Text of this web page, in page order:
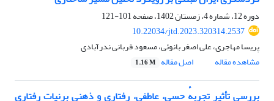
دوره 12، شماره 4، زمستان 1402، صفحه
101-121
10.22034/jtd.2023.320314.2537
پریسا مهاجری، علی اصغر بانوئی، مسعود قربانی ندرآبادی
مشاهده مقاله
اصل مقاله 1.16 M
بررسی تأثیر تجربهٔ‌ حسی، عاطفی، رفتاری و ذهنی برنیات رفتاری